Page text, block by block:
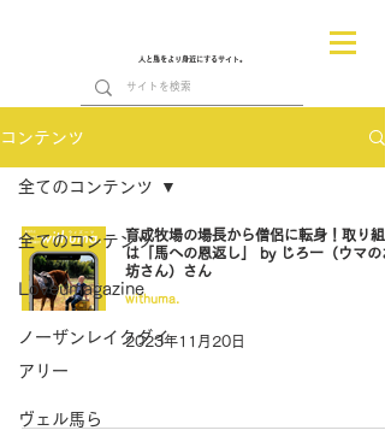
人と馬をより身近にするサイト。
コンテンツ
全てのコンテンツ
Loveumagazine
ノーザンレイクダイ
アリー
ヴェル馬ら
全てのコンテンツ
育成牧場の場長から僧侶に転身！取り組
は「馬への恩返し」 by じろー（ウマの
坊さん）さん
withuma.
2023年11月20日